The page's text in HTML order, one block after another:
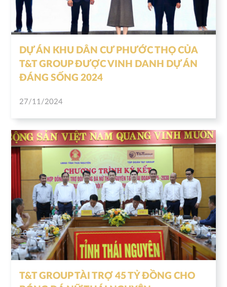
DỰ ÁN KHU DÂN CƯ PHƯỚC THỌ CỦA
T&T GROUP ĐƯỢC VINH DANH DỰ ÁN
ĐÁNG SỐNG 2024
27/11/2024
T&T GROUP TÀI TRỢ 45 TỶ ĐỒNG CHO